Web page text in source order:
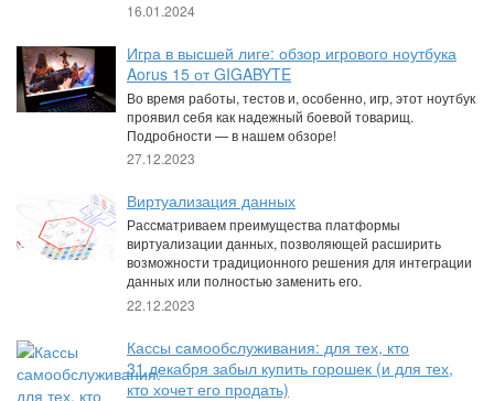
16.01.2024
Игра в высшей лиге: обзор игрового ноутбука
Aorus 15 от GIGABYTE
Во время работы, тестов и, особенно, игр, этот ноутбук
проявил себя как надежный боевой товарищ.
Подробности — в нашем обзоре!
27.12.2023
Виртуализация данных
Рассматриваем преимущества платформы
виртуализации данных, позволяющей расширить
возможности традиционного решения для интеграции
данных или полностью заменить его.
22.12.2023
Кассы самообслуживания: для тех, кто
31 декабря забыл купить горошек (и для тех,
кто хочет его продать)